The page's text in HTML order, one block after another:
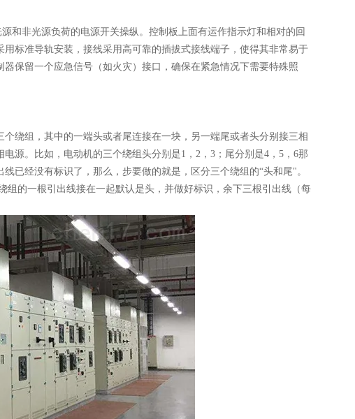
和非光源负荷的电源开关操纵。控制板上面有运作指示灯和相对的回
标准导轨安装，接线采用高可靠的插拔式接线端子，使得其非常易于
保留一个应急信号（如火灾）接口，确保在紧急情况下需要特殊照
绕组，其中的一端头或者尾连接在一块，另一端尾或者头分别接三相
源。比如，电动机的三个绕组头分别是1，2，3；尾分别是4，5，6那
已经没有标识了，那么，步要做的就是，区分三个绕组的“头和尾"。
的一根引出线接在一起默认是头，并做好标识，余下三根引出线（每